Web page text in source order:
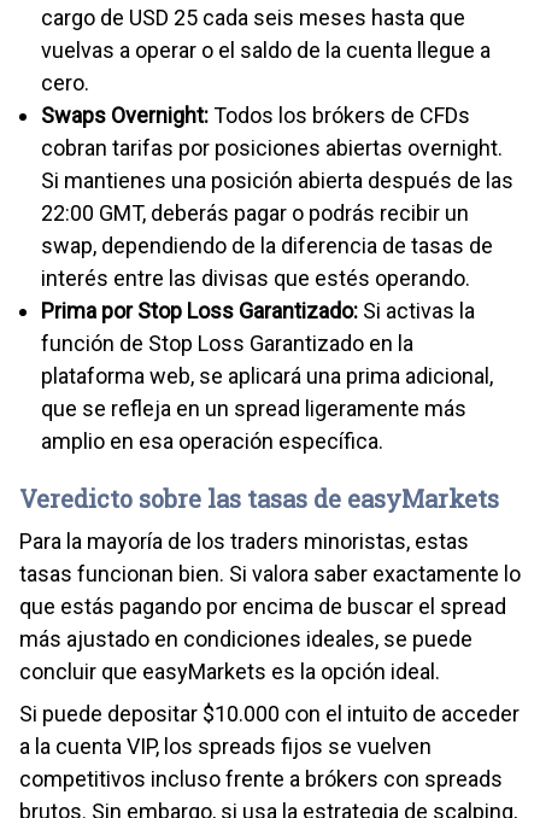
cargo de USD 25 cada seis meses hasta que
vuelvas a operar o el saldo de la cuenta llegue a
cero.
Swaps Overnight:Todos los brókers de CFDs
cobran tarifas por posiciones abiertas overnight.
Si mantienes una posición abierta después de las
22:00 GMT, deberás pagar o podrás recibir un
swap, dependiendo de la diferencia de tasas de
interés entre las divisas que estés operando.
Prima por Stop Loss Garantizado: Si activas la
función de Stop Loss Garantizado en la
plataforma web, se aplicará una prima adicional,
que se refleja en un spread ligeramente más
amplio en esa operación específica.
Veredicto sobre las tasas de easyMarkets
Para la mayoría de los traders minoristas, estas
tasas funcionan bien. Si valora saber exactamente lo
que estás pagando por encima de buscar el spread
más ajustado en condiciones ideales, se puede
concluir que easyMarkets es la opción ideal.
Si puede depositar $10.000 con el intuito de acceder
a la cuenta VIP, los spreads fijos se vuelven
competitivos incluso frente a brókers con spreads
brutos. Sin embargo, si usa la estrategia de scalping,